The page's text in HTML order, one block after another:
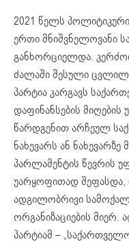
2021 წელს
ერთი მნიშვნელოვანი
განხორციელდა.
ძალაში შესული
პარტია კარგავს
დაფინანსების
წარდგენით არჩეულ
ნახევარს ან ნახევარზე
პარლამენტის წევრის
უარყოფითად
ადგილობრივი
ორგანიზაციების
პარტიამ –